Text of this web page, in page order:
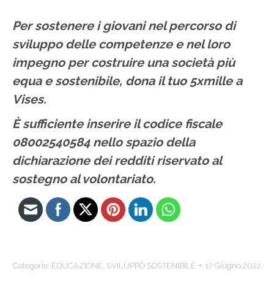
Per sostenere i giovani nel percorso di
sviluppo delle competenze e nel loro
impegno per costruire una società più
equa e sostenibile, dona il tuo 5xmille a
Vises.
È sufficiente inserire ilcodice fiscale
08002540584nello spazio della
dichiarazione dei redditi riservato al
sostegno al volontariato.
Categorie: EDUCAZIONE SVILUPPO SOSTENIBILE 17 Giugno 2022